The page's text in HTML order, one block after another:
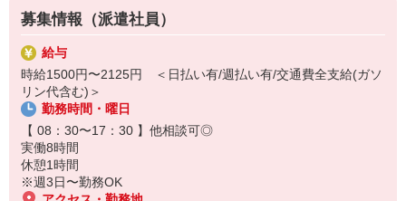
・その他健康に応じた介助 など
運転時間は片道最大でも約30分程度。
充実した研修制度・先輩スタッフのサポートがあるから初めての方
でも安心◎
募集情報（派遣社員）
給与
時給1500円〜2125円 ＜日払い有/週払い有/交通費全支給(ガソ
リン代含む)＞
勤務時間・曜日
【 08：30〜17：30 】他相談可◎
実働8時間
休憩1時間
※週3日〜勤務OK